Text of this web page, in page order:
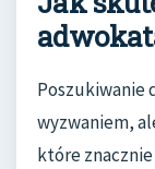
Poszukiwanie
wyzwaniem,
które